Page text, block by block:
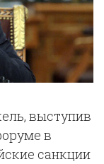
выступив
в
санкции